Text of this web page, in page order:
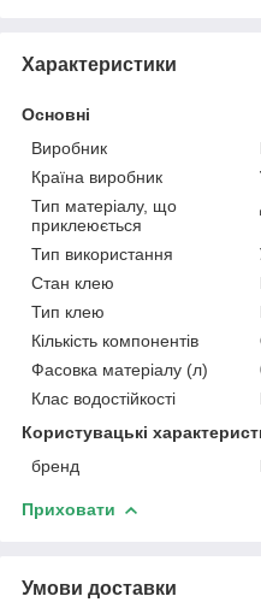
Характеристики
Основні
Виробник
Країна виробник
Тип матеріалу, що
приклеюється
Тип використання
Стан клею
Тип клею
Кількість компонентів
Фасовка матеріалу (л)
Клас водостійкості
Користувацькі
бренд
Приховати
Умови доставки